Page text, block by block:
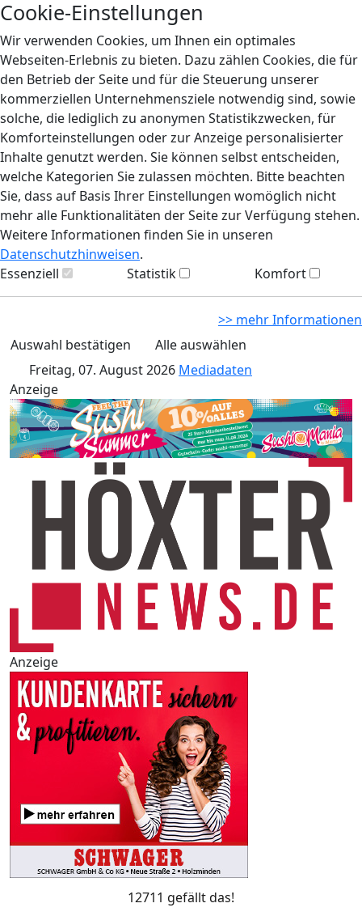
Cookie-Einstellungen
Wir verwenden Cookies, um Ihnen ein optimales
Webseiten-Erlebnis zu bieten. Dazu zählen Cookies, die für
den Betrieb der Seite und für die Steuerung unserer
kommerziellen Unternehmensziele notwendig sind, sowie
solche, die lediglich zu anonymen Statistikzwecken, für
Komforteinstellungen oder zur Anzeige personalisierter
Inhalte genutzt werden. Sie können selbst entscheiden,
welche Kategorien Sie zulassen möchten. Bitte beachten
Sie, dass auf Basis Ihrer Einstellungen womöglich nicht
mehr alle Funktionalitäten der Seite zur Verfügung stehen.
Weitere Informationen finden Sie in unseren
Datenschutzhinweisen.
Essenziell
Statistik Komfort
>> mehr Informationen
Auswahl bestätigen
Alle auswählen
Freitag, 07. August 2026 Mediadaten
Anzeige
Anzeige
12711 gefällt das!